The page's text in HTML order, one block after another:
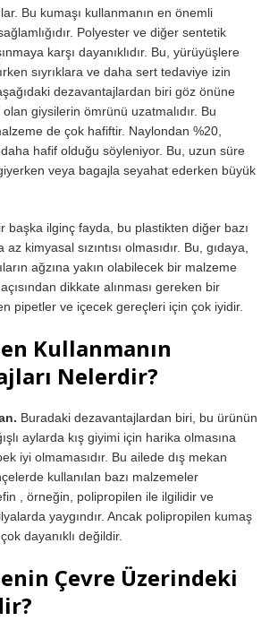
Bu kumaşı kullanmanın en önemli
Polyester ve diğer sentetik
karşı dayanıklıdır. Bu, yürüyüşlere
sıyrıklara ve daha sert tedaviye izin
dezavantajlardan biri göz önüne
olan giysilerin ömrünü uzatmalıdır. Bu
de çok hafiftir. Naylondan %20,
hafif olduğu söyleniyor. Bu, uzun süre
veya bagajla seyahat ederken büyük
başka ilginç fayda, bu plastikten diğer bazı
kimyasal sızıntısı olmasıdır. Bu, gıdaya,
ağzına yakın olabilecek bir malzeme
dikkate alınması gereken bir
pipetler ve içecek gereçleri için çok iyidir.
Kullanmanın
Nelerdir?
Buradaki dezavantajlardan biri, bu ürünün
aylarda kış giyimi için harika olmasına
iyi olmamasıdır. Bu ailede dış mekan
kullanılan bazı malzemeler
, örneğin, polipropilen ile ilgilidir ve
yaygındır. Ancak polipropilen kumaş
dayanıklı değildir.
Çevre Üzerindeki